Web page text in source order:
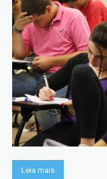
Leia mais